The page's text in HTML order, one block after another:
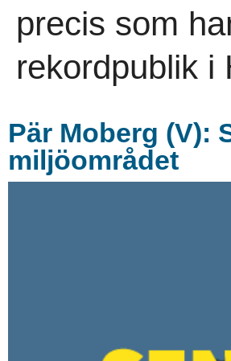
precis som
rekordpublik i
Pär Moberg (V):
miljöområdet